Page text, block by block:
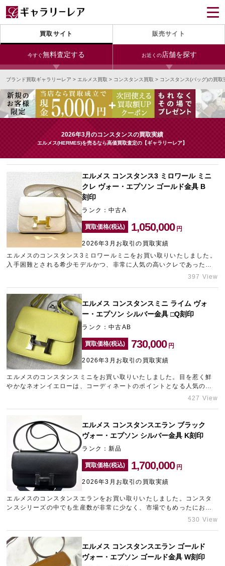
買取サイト 販売サイト
今すぐ無料査定する お近くの店舗を探す
今すぐLINE査定
24時間受付（対応時間10:00～19:00）
宅配買取を申し込む
無料の宅配キットをお届けします
今すぐ電話査定
受付時間 10:00～19:00
銀座本店 青山表参道店 新宿東口店
小田急新宿店
心斎橋本店 東心斎橋店 梅田店
なんば店 神戸元町(三宮)店 LAB大阪
中野ブロードウェイ
宅配買取を申し込む
無料の宅配キットをお届けします
ブランド買取ギャラリーレア > エルメス買取 > コンスタンス買取 > コンスタンス(バッグ)の買取
2026年3月のコンスタンスの買取実績
エルメス(HERMES)を売るなら高価買取査定の【ギャラリーレア】
エルメス コンスタンス3 ミロワール ミニ
クレ ヴォー・エプソン ゴールド金具 B
刻印
ランク：中古A
買取価格(税込) 1,050,000 円
2026年3月お取引の買取実績
エルメスのコンスタンス3ミロワールミニをお買い取りいたしました。
入手困難とされる希少モデルかつ、非常に人気の高いクレであったた
め、他社様にも負けない精一杯の金額を提示させていただきました。
ド買取店「ギャラリーレア神戸元町店」にご相談ください。
397 View
エルメス コンスタンスミニ ライム ヴォ
ー・エプソン シルバー金具 □Q刻印
ランク：中古AB
買取価格(税込) 730,000 円
2026年3月お取引の買取実績
エルメスのコンスタンスミニをお買い取りいたしました。目を惹く鮮
やかなネオンイエローは、コーディネートのポイントとなる人気の高
いバッグです。ご愛用されていたとのことでしたが、定価の上昇に伴
いませ。
427 View
エルメス コンスタンスエラン ブラック
ヴォー・エプソン シルバー金具 K刻印
ランク：新品
買取価格(税込) 1,700,000 円
2026年3月お取引の買取実績
エルメスのコンスタンスエランをお買い取りいたしました。コンスタ
ンスシリーズの中でも生産数が非常に少なく、市場でもめったにお目
にかかれない希少なモデルです。弊社でも在庫がなかったため、ぜひ
あるブランド買取店「ギャラリーレア銀座本店」にお任せください。
530 View
エルメス コンスタンスエラン ゴールド
ヴォー・エプソン ゴールド金具 W刻印